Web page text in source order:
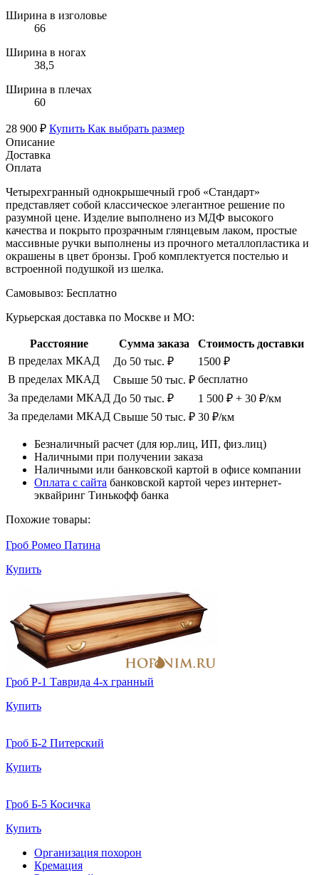
Ширина в изголовье
66
Ширина в ногах
38,5
Ширина в плечах
60
28 900 ₽ Купить Как выбрать размер
Описание
Доставка
Оплата
Четырехгранный однокрышечный гроб «Стандарт»
представляет собой классическое элегантное решение по
разумной цене. Изделие выполнено из МДФ высокого
качества и покрыто прозрачным глянцевым лаком, простые
массивные ручки выполнены из прочного металлопластика и
окрашены в цвет бронзы. Гроб комплектуется постелью и
встроенной подушкой из шелка.
Самовывоз: Бесплатно
Курьерская доставка по Москве и МО:
Расстояние Сумма заказа
Стоимость доставки
В пределах МКАД
До 50 тыс. ₽
1500 ₽
В пределах МКАД
Свыше 50 тыс. ₽ бесплатно
За пределами МКАД До 50 тыс. ₽
1 500 ₽ + 30 ₽/км
За пределами МКАД Свыше 50 тыс. ₽ 30 ₽/км
Безналичный расчет (для юр.лиц, ИП, физ.лиц)
Наличными при получении заказа
Наличными или банковской картой в офисе компании
Оплата с сайта банковской картой через интернет-
эквайринг Тинькофф банка
Похожие товары:
Гроб Ромео Патина
Купить
Гроб Р-1 Таврида 4-х гранный
Купить
Гроб Б-2 Питерский
Купить
Гроб Б-5 Косичка
Купить
Организация похорон
Кремация